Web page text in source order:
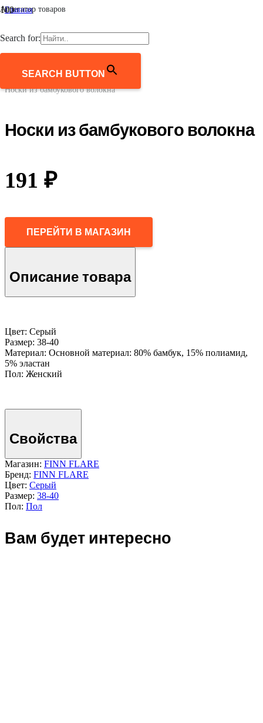
Агрегатор товаров
Search for:
SEARCH BUTTON
Главная
/
Носки и колготки
Носки из бамбукового волокна
Носки из бамбукового волокна
191 ₽
ПЕРЕЙТИ В МАГАЗИН
Описание товара
Цвет: Серый
Размер: 38-40
Материал: Основной материал: 80% бамбук, 15% полиамид,
5% эластан
Пол: Женский
Свойства
Магазин: FINN FLARE
Бренд: FINN FLARE
Цвет: Серый
Размер: 38-40
Пол: Пол
Вам будет интересно